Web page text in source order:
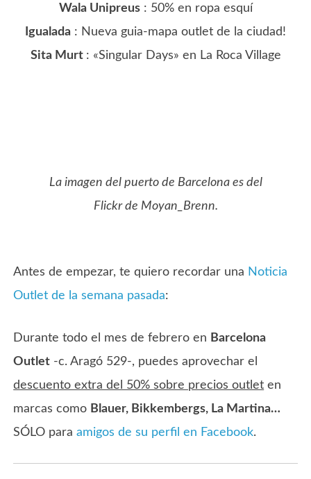
Wala Unipreus: 50% en ropa esquí
Igualada : Nueva guia-mapa outlet de la ciudad!
Sita Murt : «Singular Days» en La Roca Village
La imagen del puerto de Barcelona es del
Flickr de Moyan_Brenn.
Antes de empezar, te quiero recordar una Noticia
Outlet de la semana pasada:
Durante todo el mes de febrero en Barcelona
Outlet -c. Aragó 529-, puedes aprovechar el
descuento extra del 50% sobre precios outlet en
marcas como Blauer, Bikkembergs, La Martina…
SÓLO paraamigos de su perfil en Facebook.